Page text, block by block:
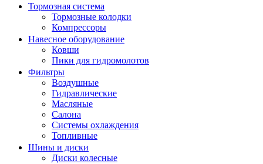
Тормозная система
Тормозные колодки
Компрессоры
Навесное оборудование
Ковши
Пики для гидромолотов
Фильтры
Воздушные
Гидравлические
Масляные
Салона
Системы охлаждения
Топливные
Шины и диски
Диски колесные